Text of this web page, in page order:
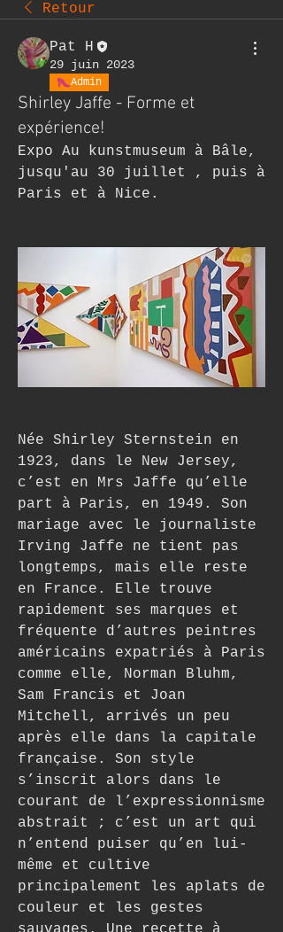
Retour
Pat H
29 juin 2023
Admin
Shirley Jaffe - Forme et
expérience!
Expo Au kunstmuseum à Bâle,
jusqu'au 30 juillet , puis à
Paris et à Nice.
Née Shirley Sternstein en
1923, dans le New Jersey,
c’est en Mrs Jaffe qu’elle
part à Paris, en 1949. Son
mariage avec le journaliste
Irving Jaffe ne tient pas
longtemps, mais elle reste
en France. Elle trouve
rapidement ses marques et
fréquente d’autres peintres
américains expatriés à Paris
comme elle, Norman Bluhm,
Sam Francis et Joan
Mitchell, arrivés un peu
après elle dans la capitale
française. Son style
s’inscrit alors dans le
courant de l’expressionnisme
abstrait ; c’est un art qui
n’entend puiser qu’en lui-
même et cultive
principalement les aplats de
couleur et les gestes